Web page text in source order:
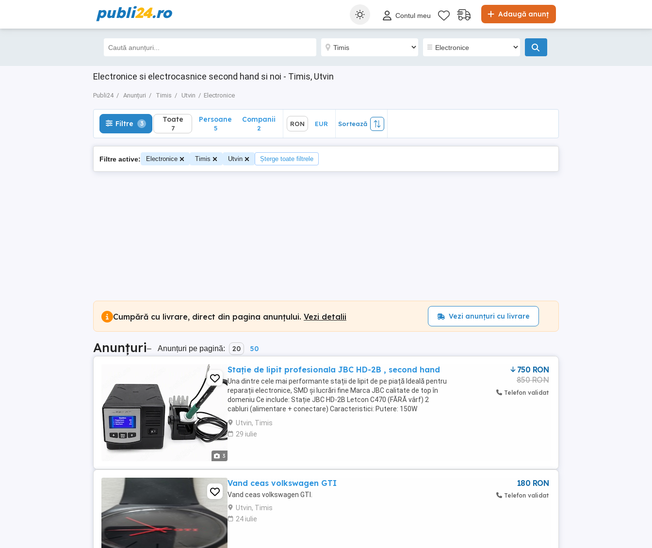
publi24.ro Adaugă anunț
Contul meu
Electronice si electrocasnice second hand si noi - Timis, Utvin
Publi24 Anunțuri Timis Utvin Electronice
Filtre 3 Toate
7
Sortează
Filtre 3 Toate
7
Persoane
5
Companii
2
RON EUR Sortează
Filtre active: Electronice Timis Utvin Șterge toate filtrele
Cumpără cu livrare, direct din pagina anunțului. Vezi detalii Vezi anunțuri cu livrare
Anunțuri– Anunțuri pe pagină: 20 50
3
Stație de lipit profesionala JBC HD-2B , second hand
Una dintre cele mai performante stații de lipit de pe piață Ideală pentru
reparații electronice, SMD și lucrări fine Marca JBC calitate de top în
domeniu Ce include: Stație JBC HD-2B Letcon C470 (FĂRĂ vârf) 2
cabluri (alimentare + conectare) Caracteristici: Putere: 150W
Compatibilă cu vârfuri ...
Utvin, Timis
29 iulie
750 RON
850 RON
Telefon validat
Vand ceas volkswagen GTI
Vand ceas volkswagen GTI.
Utvin, Timis
24 iulie
180 RON
Telefon validat